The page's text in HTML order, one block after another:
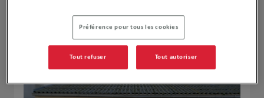
Leaflet| Map ©2026
Naviguer Itinéraire
Préférence pour tous les cookies
Tout refuser Tout autoriser